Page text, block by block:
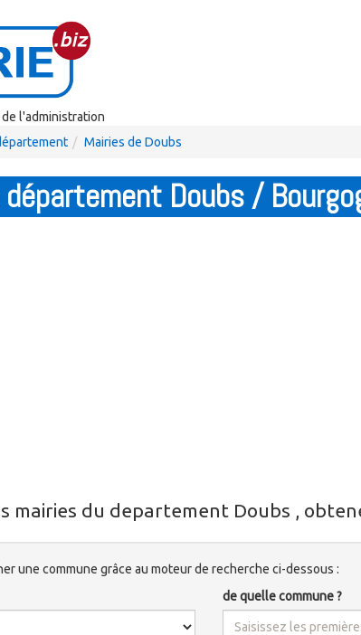
l'administration
Mairies de Doubs
Doubs /
mairies du departement Doubs ,
une commune grâce au moteur de recherche ci-dessous :
de quelle commune ?